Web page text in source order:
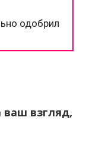
ваш взгляд,